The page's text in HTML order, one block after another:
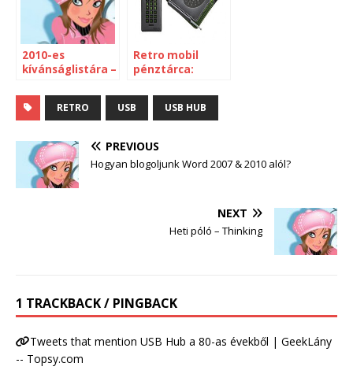
2010-es
kívánságlistára –
Retro mobil
pénztárca:
RETRO USB USB HUB
PREVIOUS
Hogyan blogoljunk Word 2007 & 2010 alól?
NEXT
Heti póló – Thinking
1 TRACKBACK / PINGBACK
Tweets that mention USB Hub a 80-as évekből | GeekLány
-- Topsy.com